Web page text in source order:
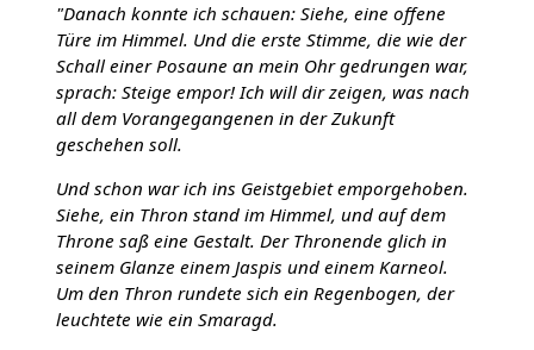
"Danach konnte ich schauen: Siehe, eine offene
Türe im Himmel. Und die erste Stimme, die wie der
Schall einer Posaune an mein Ohr gedrungen war,
sprach: Steige empor! Ich will dir zeigen, was nach
all dem Vorangegangenen in der Zukunft
geschehen soll.
Und schon war ich ins Geistgebiet emporgehoben.
Siehe, ein Thron stand im Himmel, und auf dem
Throne saß eine Gestalt. Der Thronende glich in
seinem Glanze einem Jaspis und einem Karneol.
Um den Thron rundete sich ein Regenbogen, der
leuchtete wie ein Smaragd.